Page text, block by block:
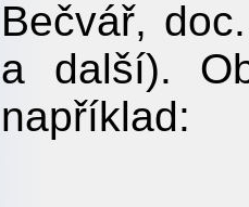
Bečvář,
a další).
například: